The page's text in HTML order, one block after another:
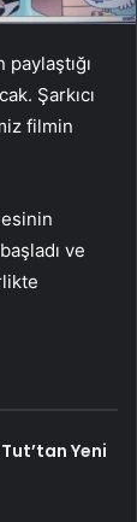
Şarkıcı
filmin
ve
Yeni